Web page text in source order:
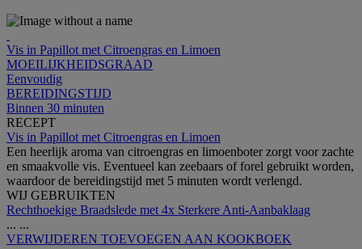
Vis in Papillot met Citroengras en Limoen
MOEILIJKHEIDSGRAAD
Eenvoudig
BEREIDINGSTIJD
Binnen 30 minuten
RECEPT
Vis in Papillot met Citroengras en Limoen
Een heerlijk aroma van citroengras en limoenboter zorgt voor zachte
en smaakvolle vis. Eventueel kan zeebaars of forel gebruikt worden,
waardoor de bereidingstijd met 5 minuten wordt verlengd.
WIJ GEBRUIKTEN
Rechthoekige Braadslede met 4x Sterkere Anti-Aanbaklaag
... ...
VERWIJDEREN TOEVOEGEN AAN KOOKBOEK